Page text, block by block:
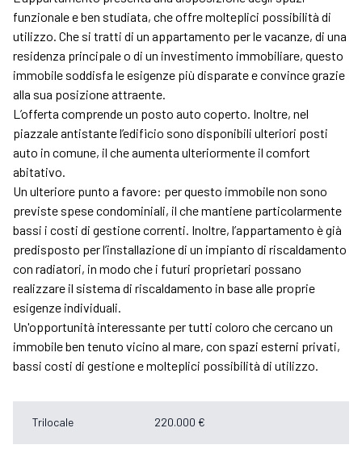
funzionale e ben studiata, che offre molteplici possibilità di
utilizzo. Che si tratti di un appartamento per le vacanze, di una
residenza principale o di un investimento immobiliare, questo
immobile soddisfa le esigenze più disparate e convince grazie
alla sua posizione attraente.
L’offerta comprende un posto auto coperto. Inoltre, nel
piazzale antistante l’edificio sono disponibili ulteriori posti
auto in comune, il che aumenta ulteriormente il comfort
abitativo.
Un ulteriore punto a favore: per questo immobile non sono
previste spese condominiali, il che mantiene particolarmente
bassi i costi di gestione correnti. Inoltre, l’appartamento è già
predisposto per l’installazione di un impianto di riscaldamento
con radiatori, in modo che i futuri proprietari possano
realizzare il sistema di riscaldamento in base alle proprie
esigenze individuali.
Un'opportunità interessante per tutti coloro che cercano un
immobile ben tenuto vicino al mare, con spazi esterni privati,
bassi costi di gestione e molteplici possibilità di utilizzo.
Trilocale 220.000 €